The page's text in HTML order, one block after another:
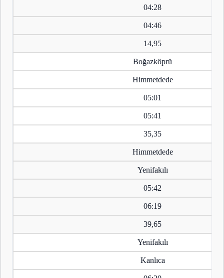
04:28
04:46
14,95
Boğazköprü
Himmetdede
05:01
05:41
35,35
Himmetdede
Yenifakılı
05:42
06:19
39,65
Yenifakılı
Kanlıca